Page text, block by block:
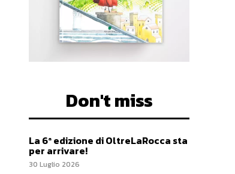
Don't miss
La 6ª edizione di OltreLaRocca sta
per arrivare!
30 Luglio 2026